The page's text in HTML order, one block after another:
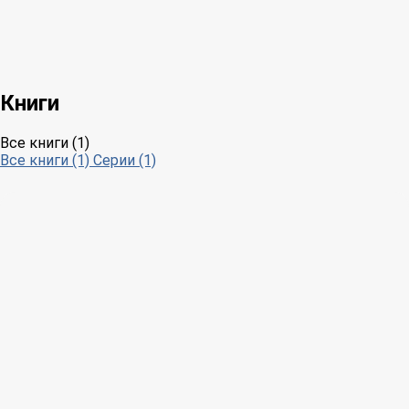
Книги
Все книги (1)
Все книги (1) Серии (1)